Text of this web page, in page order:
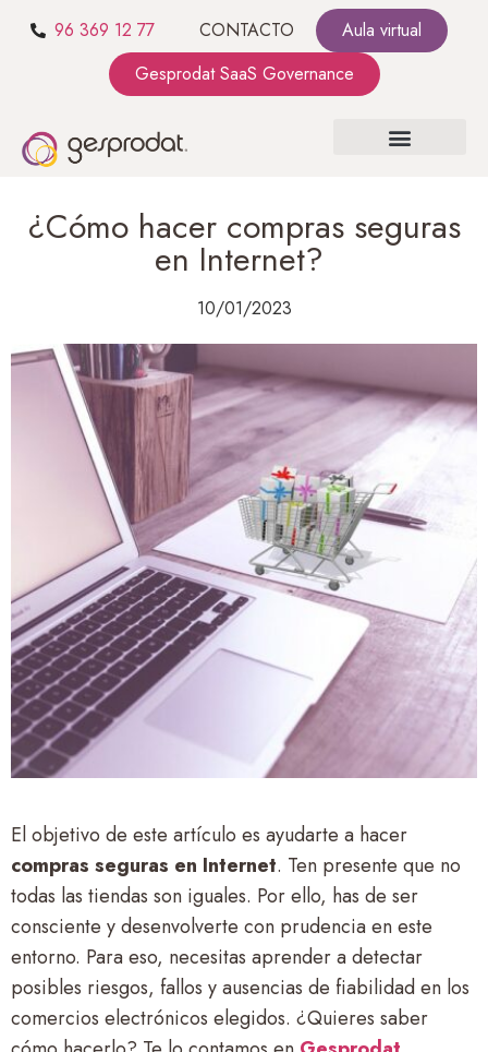
96 369 12 77 CONTACTO
Aula virtual
Gesprodat SaaS Governance
¿Cómo hacer compras seguras
en Internet?
10/01/2023
El objetivo de este artículo es ayudarte a hacer
compras seguras en Internet. Ten presente que no
todas las tiendas son iguales. Por ello, has de ser
consciente y desenvolverte con prudencia en este
entorno. Para eso, necesitas aprender a detectar
posibles riesgos, fallos y ausencias de fiabilidad en los
comercios electrónicos elegidos. ¿Quieres saber